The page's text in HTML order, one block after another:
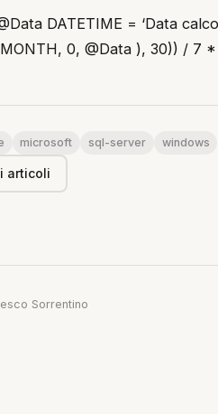
DATETIME = ‘Data
0, @Data ), 30)) / 7 *
microsoft sql-server windows
articoli
Sorrentino